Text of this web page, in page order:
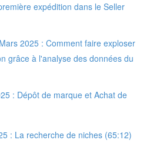
expédition dans le Seller
2025 : Comment faire exploser
grâce à l'analyse des données du
: Dépôt de marque et Achat de
: La recherche de niches (65:12)